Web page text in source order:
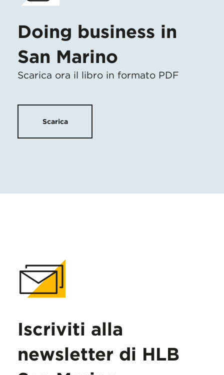
Doing business in
San Marino
Scarica ora il libro in formato PDF
Scarica
Iscriviti alla
newsletter di HLB